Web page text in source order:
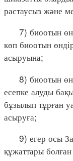
растаусыз және
7) биоотын
көп биоотын
асыруына;
8) биоотын
есепке алуды
бұзылып тұрған
асыруға;
9) егер осы
құжаттары